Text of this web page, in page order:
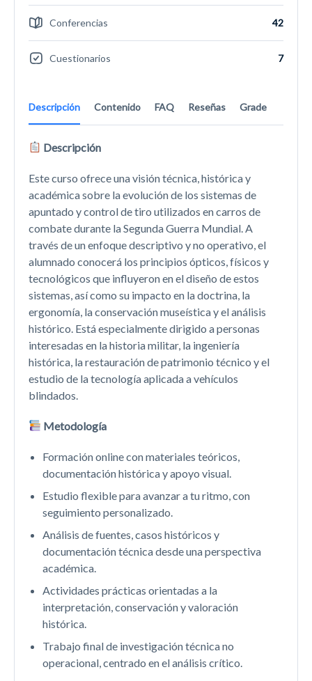
Descripción Contenido FAQ Reseñas Grade
Descripción
Este curso ofrece una visión técnica, histórica y
académica sobre la evolución de los sistemas de
apuntado y control de tiro utilizados en carros de
combate durante la Segunda Guerra Mundial. A
través de un enfoque descriptivo y no operativo, el
alumnado conocerá los principios ópticos, físicos y
tecnológicos que influyeron en el diseño de estos
sistemas, así como su impacto en la doctrina, la
ergonomía, la conservación museística y el análisis
histórico. Está especialmente dirigido a personas
interesadas en la historia militar, la ingeniería
histórica, la restauración de patrimonio técnico y el
estudio de la tecnología aplicada a vehículos
blindados.
Metodología
Formación online con materiales teóricos,
documentación histórica y apoyo visual.
Estudio flexible para avanzar a tu ritmo, con
seguimiento personalizado.
Análisis de fuentes, casos históricos y
documentación técnica desde una perspectiva
académica.
Actividades prácticas orientadas a la
interpretación, conservación y valoración
histórica.
Trabajo final de investigación técnica no
operacional, centrado en el análisis crítico.
Conferencias 42
Cuestionarios 7